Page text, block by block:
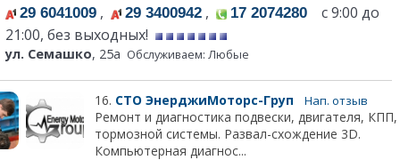
29 6041009 , 29 3400942 , 17 2074280 с 9:00 до
21:00, без выходных!
ул. Семашко, 25а Обслуживаем: Любые
16. СТО ЭнерджиМоторс-Груп Нап. отзыв
Ремонт и диагностика подвески, двигателя, КПП,
тормозной системы. Развал-схождение 3D.
Компьютерная диагнос...